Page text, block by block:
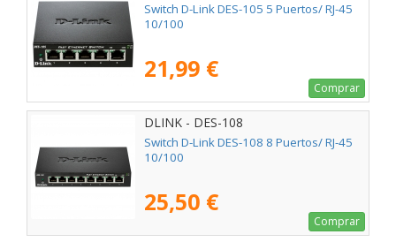
Switch D-Link DES-105 5 Puertos/ RJ-45
10/100
21,99 €
Comprar
DLINK - DES-108
Switch D-Link DES-108 8 Puertos/ RJ-45
10/100
25,50 €
Comprar